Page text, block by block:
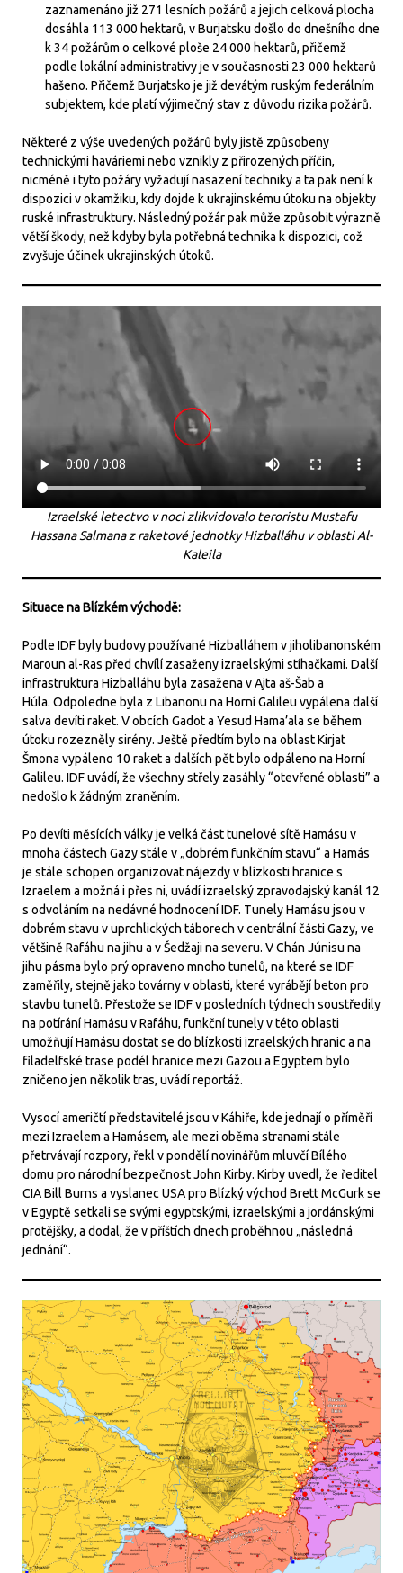
zaznamenáno již 271 lesních požárů a jejich celková plocha
dosáhla 113 000 hektarů, v Burjatsku došlo do dnešního dne
k 34 požárům o celkové ploše 24 000 hektarů, přičemž
podle lokální administrativy je v současnosti 23 000 hektarů
hašeno. Přičemž Burjatsko je již devátým ruským federálním
subjektem, kde platí výjimečný stav z důvodu rizika požárů.
Některé z výše uvedených požárů byly jistě způsobeny
technickými haváriemi nebo vznikly z přirozených příčin,
nicméně i tyto požáry vyžadují nasazení techniky a ta pak není k
dispozici v okamžiku, kdy dojde k ukrajinskému útoku na objekty
ruské infrastruktury. Následný požár pak může způsobit výrazně
větší škody, než kdyby byla potřebná technika k dispozici, což
zvyšuje účinek ukrajinských útoků.
Izraelské letectvo v noci zlikvidovalo teroristu Mustafu
Hassana Salmana z raketové jednotky Hizballáhu v oblasti Al-
Kaleila
Situace na Blízkém východě:
Podle IDF byly budovy používané Hizballáhem v jiholibanonském
Maroun al-Ras před chvílí zasaženy izraelskými stíhačkami. Další
infrastruktura Hizballáhu byla zasažena v Ajta aš-Šab a
Húla. Odpoledne byla z Libanonu na Horní Galileu vypálena další
salva devíti raket. V obcích Gadot a Yesud Hama’ala se během
útoku rozezněly sirény. Ještě předtím bylo na oblast Kirjat
Šmona vypáleno 10 raket a dalších pět bylo odpáleno na Horní
Galileu. IDF uvádí, že všechny střely zasáhly “otevřené oblasti” a
nedošlo k žádným zraněním.
Po devíti měsících války je velká část tunelové sítě Hamásu v
mnoha částech Gazy stále v „dobrém funkčním stavu“ a Hamás
je stále schopen organizovat nájezdy v blízkosti hranice s
Izraelem a možná i přes ni, uvádí izraelský zpravodajský kanál 12
s odvoláním na nedávné hodnocení IDF. Tunely Hamásu jsou v
dobrém stavu v uprchlických táborech v centrální části Gazy, ve
většině Rafáhu na jihu a v Šedžaji na severu. V Chán Júnisu na
jihu pásma bylo prý opraveno mnoho tunelů, na které se IDF
zaměřily, stejně jako továrny v oblasti, které vyrábějí beton pro
stavbu tunelů. Přestože se IDF v posledních týdnech soustředily
na potírání Hamásu v Rafáhu, funkční tunely v této oblasti
umožňují Hamásu dostat se do blízkosti izraelských hranic a na
filadelfské trase podél hranice mezi Gazou a Egyptem bylo
zničeno jen několik tras, uvádí reportáž.
Vysocí američtí představitelé jsou v Káhiře, kde jednají o příměří
mezi Izraelem a Hamásem, ale mezi oběma stranami stále
přetrvávají rozpory, řekl v pondělí novinářům mluvčí Bílého
domu pro národní bezpečnost John Kirby. Kirby uvedl, že ředitel
CIA Bill Burns a vyslanec USA pro Blízký východ Brett McGurk se
v Egyptě setkali se svými egyptskými, izraelskými a jordánskými
protějšky, a dodal, že v příštích dnech proběhnou „následná
jednání“.